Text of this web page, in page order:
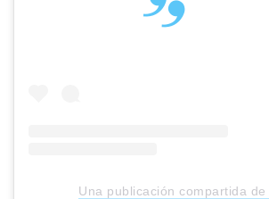
Una publicación compartida